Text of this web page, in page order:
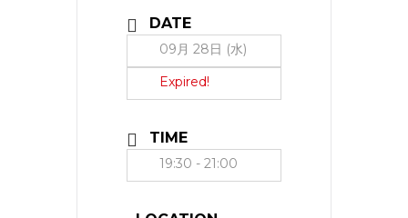
DATE
09月 28日 (水)
Expired!
TIME
19:30 - 21:00